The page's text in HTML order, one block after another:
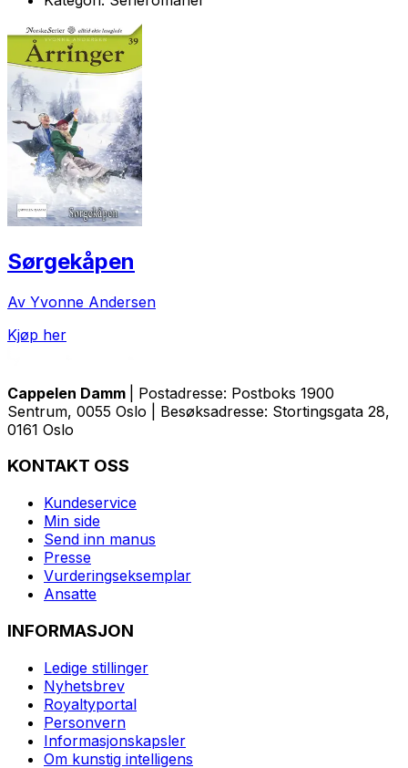
Sørgekåpen
Av Yvonne Andersen
Kjøp her
Cappelen Damm
| Postadresse: Postboks 1900
Sentrum, 0055 Oslo | Besøksadresse: Stortingsgata 28,
0161 Oslo
KONTAKT OSS
Kundeservice
Min side
Send inn manus
Presse
Vurderingseksemplar
Ansatte
INFORMASJON
Ledige stillinger
Nyhetsbrev
Royaltyportal
Personvern
Informasjonskapsler
Om kunstig intelligens